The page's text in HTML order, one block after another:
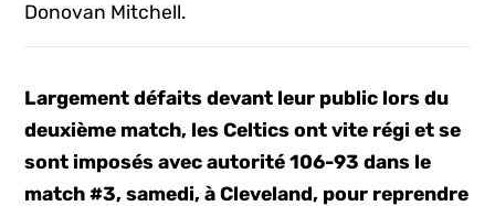
Donovan Mitchell.
Largement défaits devant leur public lors du
deuxième match, les Celtics ont vite régi et se
sont imposés avec autorité 106-93 dans le
match #3, samedi, à Cleveland, pour reprendre